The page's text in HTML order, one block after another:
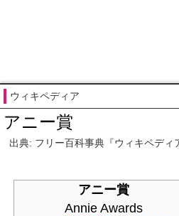
ウィキペディア
アニー賞
出典: フリー百科事典『ウィキペデ
アニー賞
Annie Awards